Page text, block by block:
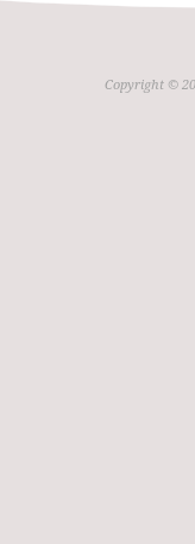
Copyright ©